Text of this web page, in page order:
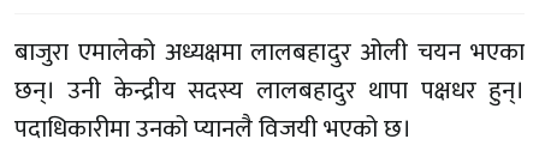
बाजुरा एमालेको अध्यक्षमा लालबहादुर ओली चयन भएका
छन्। उनी केन्द्रीय सदस्य लालबहादुर थापा पक्षधर हुन्।
पदाधिकारीमा उनको प्यानलै विजयी भएको छ।